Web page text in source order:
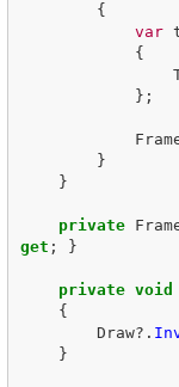
{
var
{
};
}
}
private
get ; }
private void
{
Draw?.
}